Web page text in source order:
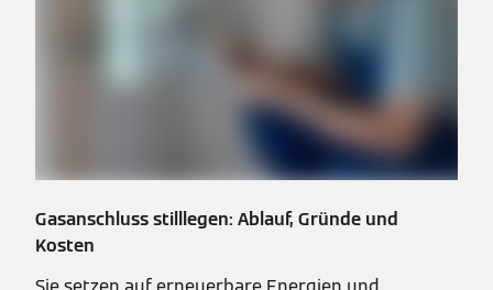
Gasanschluss stilllegen: Ablauf, Gründe und
Kosten